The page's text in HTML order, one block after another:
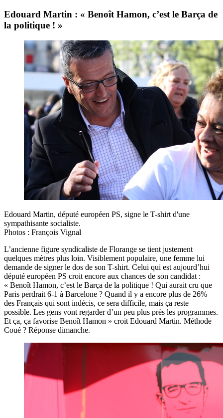
Edouard Martin : « Benoît Hamon, c’est le Barça de
la politique ! »
Edouard Martin, député européen PS, signe le T-shirt d'une
sympathisante socialiste.
Photos : François Vignal
L’ancienne figure syndicaliste de Florange se tient justement
quelques mètres plus loin. Visiblement populaire, une femme lui
demande de signer le dos de son T-shirt. Celui qui est aujourd’hui
député européen PS croit encore aux chances de son candidat :
« Benoît Hamon, c’est le Barça de la politique ! Qui aurait cru que
Paris perdrait 6-1 à Barcelone ? Quand il y a encore plus de 26%
des Français qui sont indécis, ce sera difficile, mais ça reste
possible. Les gens vont regarder d’un peu plus près les programmes.
Et ça, ça favorise Benoît Hamon » croit Edouard Martin. Méthode
Coué ? Réponse dimanche.